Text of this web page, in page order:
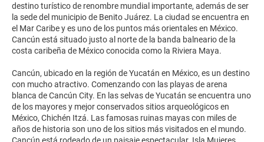
destino turístico de renombre mundial importante, además de ser
la sede del municipio de Benito Juárez. La ciudad se encuentra en
el Mar Caribe y es uno de los puntos más orientales en México.
Cancún está situado justo al norte de la banda balneario de la
costa caribeña de México conocida como la Riviera Maya.
Cancún, ubicado en la región de Yucatán en México, es un destino
con mucho atractivo. Comenzando con las playas de arena
blanca de Cancún City. En las selvas de Yucatán se encuentra uno
de los mayores y mejor conservados sitios arqueológicos en
México, Chichén Itzá. Las famosas ruinas mayas con miles de
años de historia son uno de los sitios más visitados en el mundo.
Cancún está rodeado de un paisaje espectacular. Isla Mujeres,